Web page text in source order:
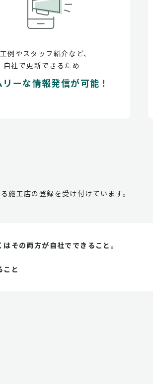
例やスタッフ紹介など、
自社で更新できるため
ーな情報発信が可能！
施工店の登録を受け付けています。
その両方が自社でできること。
こと